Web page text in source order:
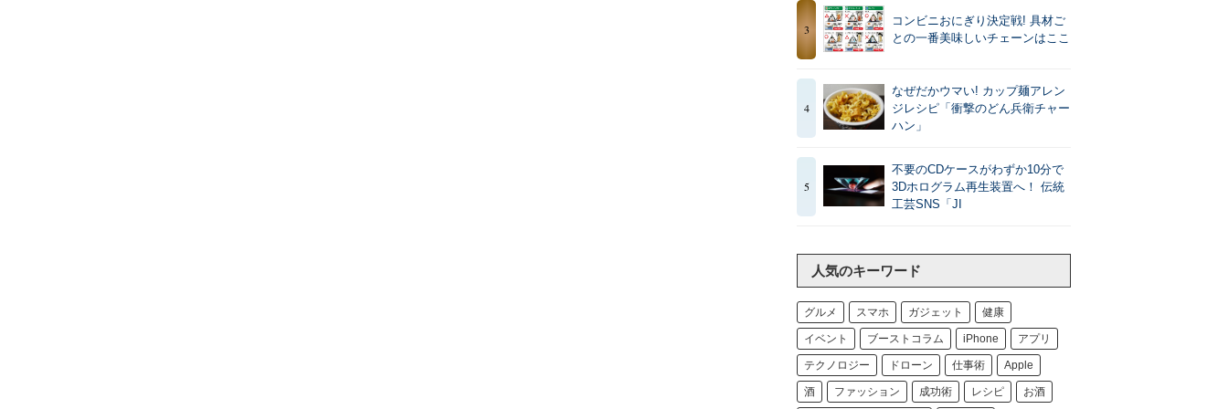
3
コンビニおにぎり決定戦! 具材ご
との一番美味しいチェーンはここ
4
なぜだかウマい! カップ麺アレン
ジレシピ「衝撃のどん兵衛チャー
ハン」
5
不要のCDケースがわずか10分で
3Dホログラム再生装置へ！ 伝統
工芸SNS「JI
人気のキーワード
グルメ スマホ ガジェット 健康
イベント ブーストコラム iPhone アプリ
テクノロジー ドローン 仕事術 Apple
酒 ファッション 成功術 レシピ お酒